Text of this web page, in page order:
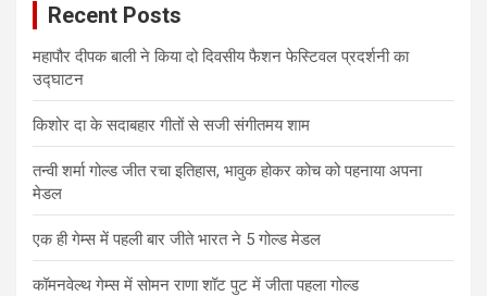
Recent Posts
महापौर दीपक बाली ने किया दो दिवसीय फैशन फेस्टिवल प्रदर्शनी का
उद्घाटन
किशोर दा के सदाबहार गीतों से सजी संगीतमय शाम
तन्वी शर्मा गोल्ड जीत रचा इतिहास, भावुक होकर कोच को पहनाया अपना
मेडल
एक ही गेम्स में पहली बार जीते भारत ने 5 गोल्ड मेडल
कॉमनवेल्थ गेम्स में सोमन राणा शॉट पुट में जीता पहला गोल्ड